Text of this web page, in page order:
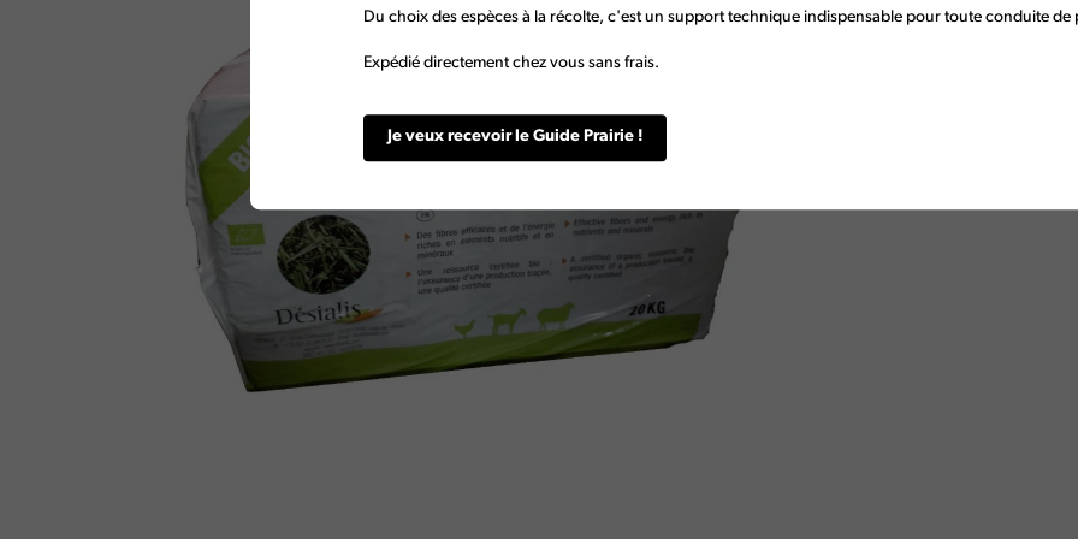
20kg
Du choix des espèces à la récolte, c'est un support technique indispensable pour toute conduite de
Expédié directement chez vous sans frais.
Je veux recevoir le Guide Prairie !